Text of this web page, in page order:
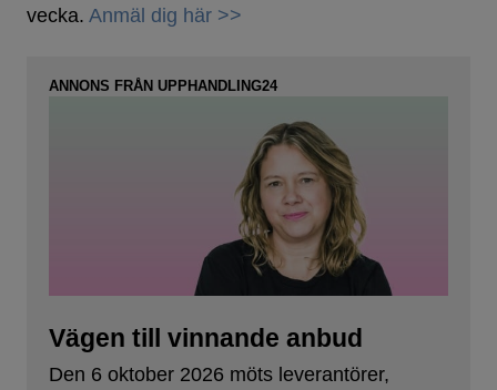
vecka. Anmäl dig här >>
ANNONS FRÅN UPPHANDLING24
Vägen till vinnande anbud
Den 6 oktober 2026 möts leverantörer,